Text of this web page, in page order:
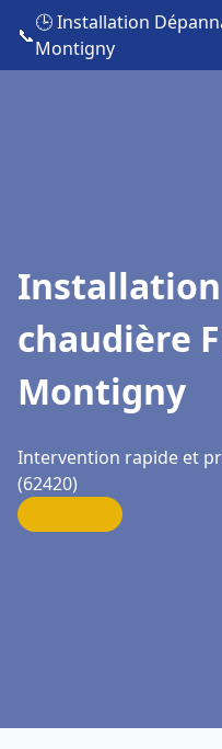
📞
🕒 Installation
Montigny
chaudière
Montigny
Intervention rapide et
(62420)